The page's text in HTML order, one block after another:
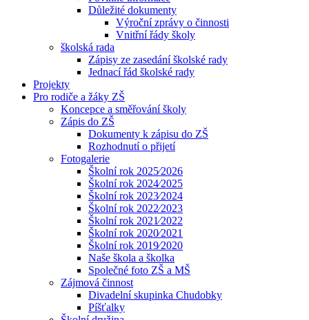
Důležité dokumenty
Výroční zprávy o činnosti
Vnitřní řády školy
školská rada
Zápisy ze zasedání školské rady
Jednací řád školské rady
Projekty
Pro rodiče a žáky ZŠ
Koncepce a směřování školy
Zápis do ZŠ
Dokumenty k zápisu do ZŠ
Rozhodnutí o přijetí
Fotogalerie
Školní rok 2025⁄2026
Školní rok 2024⁄2025
Školní rok 2023⁄2024
Školní rok 2022⁄2023
Školní rok 2021⁄2022
Školní rok 2020⁄2021
Školní rok 2019⁄2020
Naše škola a školka
Společné foto ZŠ a MŠ
Zájmová činnost
Divadelní skupinka Chudobky
Píšťalky